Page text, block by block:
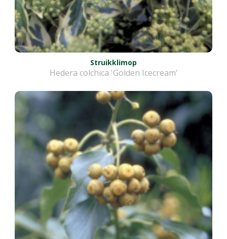
Struikklimop
Hedera colchica 'Golden Icecream'